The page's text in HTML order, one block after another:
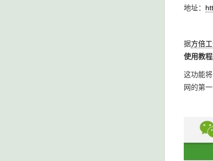
地址：
据方倍
使用教程
这功能
网的第